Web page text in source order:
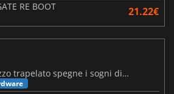
RE BOOT 21.22€
Steam Frame: il prezzo trapelato spegne i sogni di un VR economico